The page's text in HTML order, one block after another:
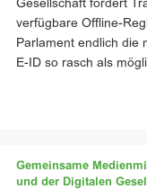
Gesellschaft fordert
verfügbare Offline-
Parlament endlich die
E-ID so rasch als
Gemeinsame
und der Digitalen